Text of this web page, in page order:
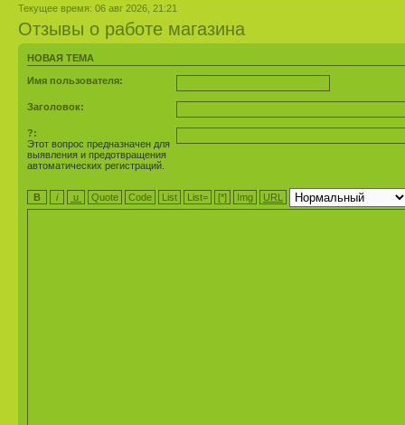
Текущее время: 06 авг 2026, 21:21
Отзывы о работе магазина
НОВАЯ ТЕМА
Имя пользователя:
Заголовок:
?:
Этот вопрос предназначен для
выявления и предотвращения
автоматических регистраций.